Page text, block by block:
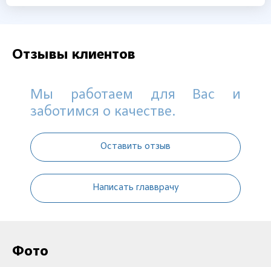
Отзывы клиентов
Мы работаем для Вас и
заботимся о качестве.
Оставить отзыв
Написать главврачу
Фото